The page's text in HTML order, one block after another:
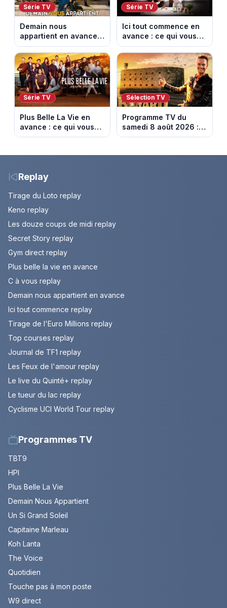
Série TV
Demain nous
appartient en avance :
ce qui vous attend la
semaine du 10 au 14
août 2026 (spoiler)
Série TV
Ici tout commence en
avance : ce qui vous
attend la semaine du
10 au 14 août 2026
(spoiler)
Série TV
Plus Belle La Vie en
avance : ce qui vous
attend la semaine du
(spoiler)
Sélection TV
Programme TV du
samedi 8 août 2026 :
notre sélection pour
Replay
Tirage du Loto replay
Keno replay
Les douze coups de midi replay
Secret Story replay
Gym direct replay
Plus belle la vie en avance
C à vous replay
Demain nous appartient en avance
Ici tout commence replay
Tirage de l'Euro Millions replay
Top courses replay
Journal de TF1 replay
Les Feux de l'amour replay
Le live du Quinté+ replay
Le tueur du lac replay
Cyclisme UCI World Tour replay
Programmes TV
TBT9
HPI
Plus Belle La Vie
Demain Nous Appartient
Un Si Grand Soleil
Capitaine Marleau
Koh Lanta
The Voice
Quotidien
Touche pas à mon poste
W9 direct